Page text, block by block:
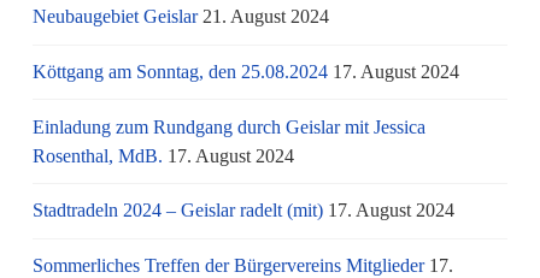
Neubaugebiet Geislar 21. August 2024
Köttgang am Sonntag, den 25.08.2024 17. August 2024
Einladung zum Rundgang durch Geislar mit Jessica
Rosenthal, MdB. 17. August 2024
Stadtradeln 2024 – Geislar radelt (mit) 17. August 2024
Sommerliches Treffen der Bürgervereins Mitglieder 17.